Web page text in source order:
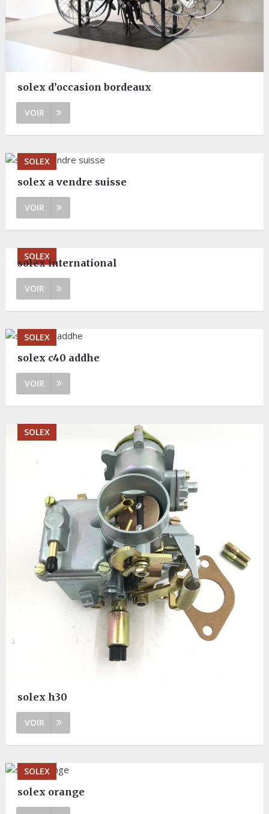
solex d’occasion bordeaux
VOIR
SOLEX
solex a vendre suisse
VOIR
SOLEX
solex international
VOIR
SOLEX
solex c40 addhe
VOIR
SOLEX
solex h30
VOIR
SOLEX
solex orange